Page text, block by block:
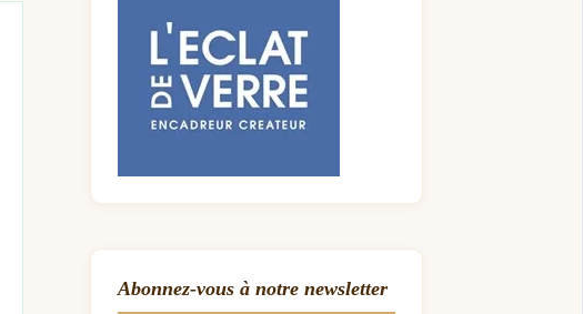
Abonnez-vous à notre newsletter